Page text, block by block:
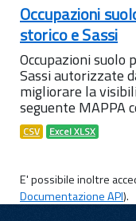
Occupazioni
storico e Sassi
Occupazioni suolo
Sassi autorizzate
migliorare la
seguente MAPPA
CSV Excel XLSX
E' possibile inoltre
Documentazione API).